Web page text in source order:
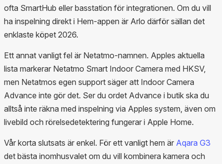
ofta SmartHub eller basstation för integrationen. Om du vill
ha inspelning direkt i Hem-appen är Arlo därför sällan det
enklaste köpet 2026.
Ett annat vanligt fel är Netatmo-namnen. Apples aktuella
lista markerar Netatmo Smart Indoor Camera med HKSV,
men Netatmos egen support säger att Indoor Camera
Advance inte gör det. Ser du ordet Advance i butik ska du
alltså inte räkna med inspelning via Apples system, även om
livebild och rörelsedetektering fungerar i Apple Home.
Vår korta slutsats är enkel. För ett vanligt hem är Aqara G3
det bästa inomhusvalet om du vill kombinera kamera och